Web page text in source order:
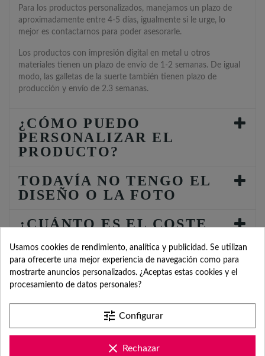
Para los productos personalizados, manejamos un plazo de
aproximadamente entre 4-5 días, igualmente si le urge, lo
mejor es contactarnos para poder asesorarle.
Los productos con impresión digital en metal u otros
materiales tienen un plazo de envío de 1-2 semanas. De igual
modo, las galletas de la suerte también tienen plazo de
producción y envío de 2.3 semanas.
¿CÓMO PUEDO
PERSONALIZAR EL
PRODUCTO?
TODAVÍA NO TENGO EL
DISEÑO O LA FOTO
¿CUÁNTO ES EL COSTE
¿POR QUÉ TENGO QUE
INDICAR FECHA DEL
Usamos cookies de rendimiento, analítica y publicidad. Se utilizan
para ofrecerte una mejor experiencia de navegación como para
mostrarte anuncios personalizados. ¿Aceptas estas cookies y el
procesamiento de datos personales?
tune Configurar
clear Rechazar